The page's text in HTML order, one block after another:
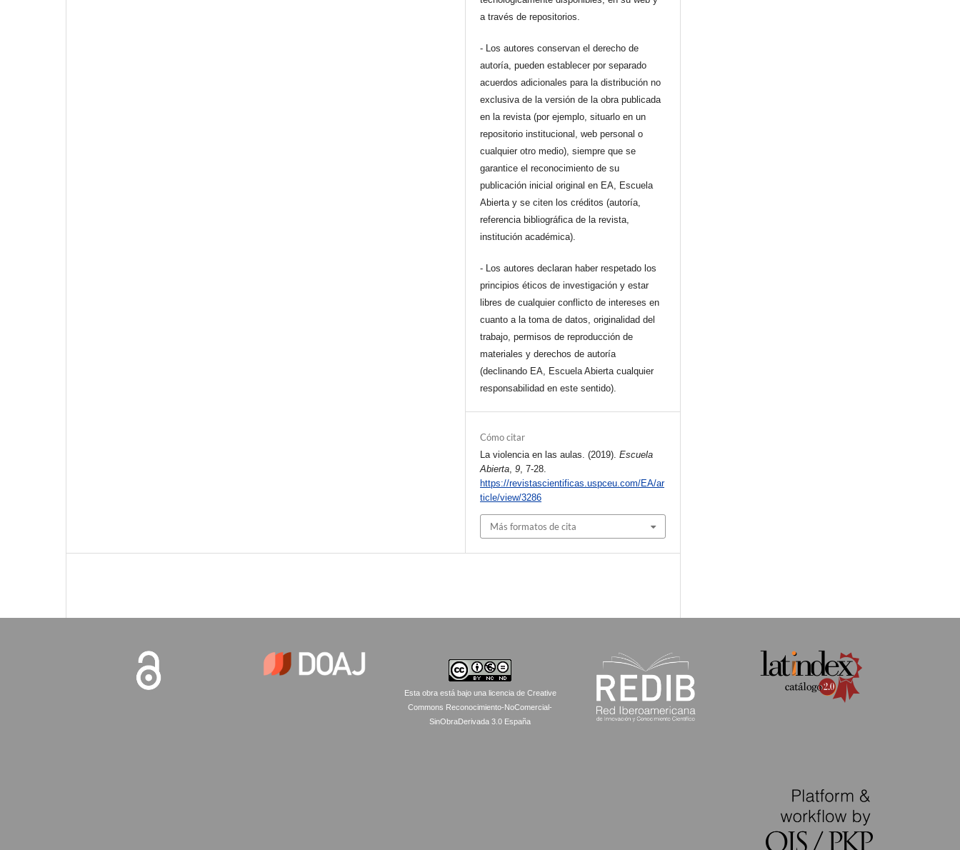
a través de repositorios.
- Los autores conservan el derecho de
autoría, pueden establecer por separado
acuerdos adicionales para la distribución no
exclusiva de la versión de la obra publicada
en la revista (por ejemplo, situarlo en un
repositorio institucional, web personal o
cualquier otro medio), siempre que se
garantice el reconocimiento de su
publicación inicial original en EA, Escuela
Abierta y se citen los créditos (autoría,
referencia bibliográfica de la revista,
institución académica).
- Los autores declaran haber respetado los
principios éticos de investigación y estar
libres de cualquier conflicto de intereses en
cuanto a la toma de datos, originalidad del
trabajo, permisos de reproducción de
materiales y derechos de autoría
(declinando EA, Escuela Abierta cualquier
responsabilidad en este sentido).
Cómo citar
La violencia en las aulas. (2019).Escuela
Abierta ,9 , 7-28.
https://revistascientificas.uspceu.com/EA/ar
ticle/view/3286
Más formatos de cita
Esta obra está bajo una licencia de Creative
Commons Reconocimiento-NoComercial-
SinObraDerivada 3.0 España